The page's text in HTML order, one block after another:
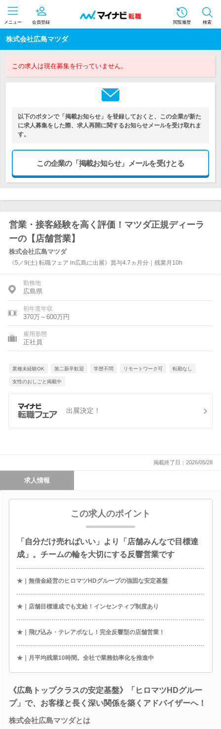
メニュー 会員登録 閲覧履歴 検索
株式会社広島マツダ
この求人は現在募集を行っていません。
以下のボタンで「掲載お知らせ」を登録しておくと、この企業が新た
に求人募集をした際、求人再開に関するお知らせメールを受け取れま
す。
この企業の「掲載お知らせ」メールを受けとる
営業・接客経験を高く評価！マツダ正規ディーラ
ーの【店舗営業】
株式会社広島マツダ
《5／9(土) 転職フェア in広島に出展》賞与4.7ヵ月分｜残業月10h
勤務地
広島県
初年度年収
370万～600万円
雇用形態
正社員
業種未経験OK 第二新卒歓迎 学歴不問 リモートワーク可 転勤なし
女性のおしごと掲載中
出展決定！
掲載終了日：2026/05/28
求人情報
この求人のポイント
「自分だけ売ればいい」より「店舗みんなで目標達
成」。チームの輪を大切にする反響営業です
★｜無借金経営のヒロマツHDグループの強固な安定基盤
★｜店舗目標達成でも支給！インセンティブ制度あり
★｜飛び込み・テレアポなし！完全反響型の店舗営業！
★｜月平均残業10時間。全社で業務効率化を推進中
《広島トップクラスの安定基盤》「ヒロマツHDグルー
プ」で、お客様と長く深い関係を築くアドバイザーへ！
株式会社広島マツダとは